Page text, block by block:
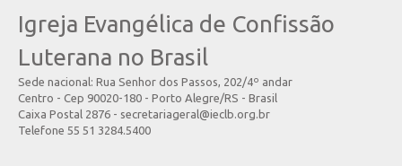
Igreja Evangélica de Confissão
Luterana no Brasil
Sede nacional: Rua Senhor dos Passos, 202/4º andar
Centro - Cep 90020-180 - Porto Alegre/RS - Brasil
Caixa Postal 2876 - secretariageral@ieclb.org.br
Telefone 55 51 3284.5400